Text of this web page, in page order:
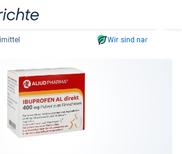
Wir sind nachhaltig